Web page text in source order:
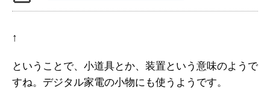
↑
ということで、小道具とか、装置という意味のようで
すね。デジタル家電の小物にも使うようです。